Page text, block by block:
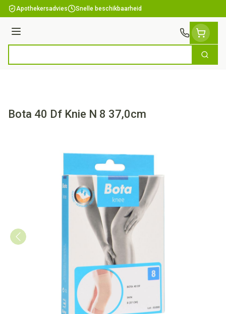
Ga naar de inhoud
Apothekersadvies Snelle beschikbaarheid
Menu
Zoek
Bota 40 Df Knie N 8 37,0cm